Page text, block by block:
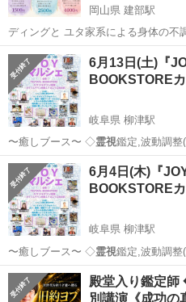
岡山県 建部駅
ディングと ユタ家系による身体の不
も行います。 …
岡山 加賀郡 建部駅 その他
6月13日(土)『
BOOKSTORE
岐阜県 柳津駅
〜癒しブース〜 ◇霊視鑑定,波動調
との対話(霊…
岐阜 岐阜市 柳津駅 ワー
6月4日(木)『
BOOKSTORE
岐阜県 柳津駅
〜癒しブース〜 ◇霊視鑑定,波動調
との対話(霊…
岐阜 岐阜市 柳津駅 ワー
殿堂入り鑑定
別講演《成功の